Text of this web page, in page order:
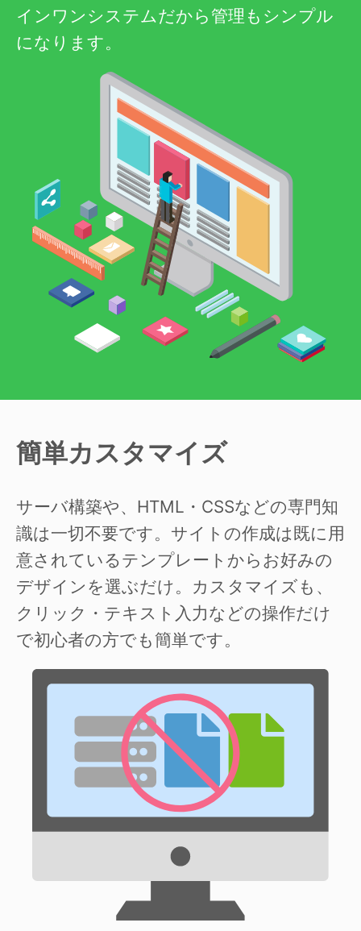
インワンシステムだから管理もシンプル
になります。
簡単カスタマイズ
サーバ構築や、HTML・CSSなどの専門知
識は一切不要です。サイトの作成は既に用
意されているテンプレートからお好みの
デザインを選ぶだけ。カスタマイズも、
クリック・テキスト入力などの操作だけ
で初心者の方でも簡単です。